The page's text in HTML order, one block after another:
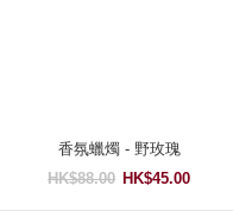
香氛蠟燭 - 野玫瑰
HK$45.00
HK$88.00